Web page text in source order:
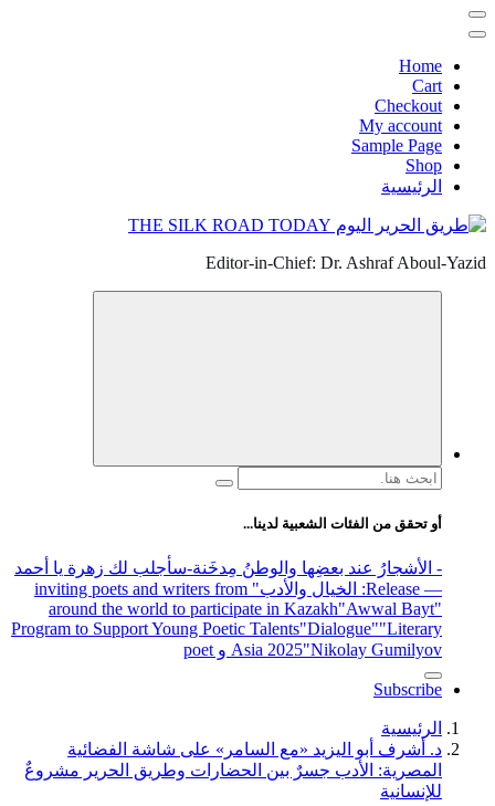
Home
Cart
Checkout
My account
Sample Page
Shop
الرئيسية
Editor-in-Chief: Dr. Ashraf Aboul-Yazid
البحث
أو تحقق من الفئات الشعبية لدينا...
- الأشجارُ عند بعضِها والوطنُ مِدخَنة-سأجلب لك زهرة يا أحمد
— Release
: الخيال والأدب
" inviting poets and writers from
around the world to participate in Kazakh"Awwal Bayt"
Program to Support Young Poetic Talents"Dialogue""Literary
Asia 2025"Nikolay Gumilyov و poet
Subscribe
الرئيسية
د. أشرف أبو اليزيد «مع السامر» على شاشة الفضائية
المصرية: الأدب جسرٌ بين الحضارات وطريق الحرير مشروعٌ
للإنسانية